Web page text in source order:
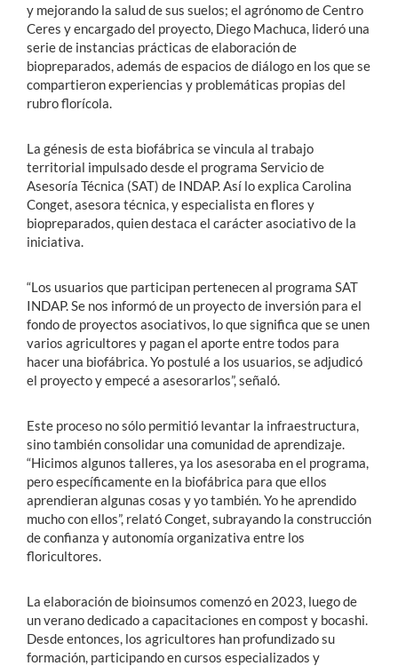
y mejorando la salud de sus suelos; el agrónomo de Centro
Ceres y encargado del proyecto, Diego Machuca, lideró una
serie de instancias prácticas de elaboración de
biopreparados, además de espacios de diálogo en los que se
compartieron experiencias y problemáticas propias del
rubro florícola.
La génesis de esta biofábrica se vincula al trabajo
territorial impulsado desde el programa Servicio de
Asesoría Técnica (SAT) de INDAP. Así lo explica Carolina
Conget, asesora técnica, y especialista en flores y
biopreparados, quien destaca el carácter asociativo de la
iniciativa.
“Los usuarios que participan pertenecen al programa SAT
INDAP. Se nos informó de un proyecto de inversión para el
fondo de proyectos asociativos, lo que significa que se unen
varios agricultores y pagan el aporte entre todos para
hacer una biofábrica. Yo postulé a los usuarios, se adjudicó
el proyecto y empecé a asesorarlos”, señaló.
Este proceso no sólo permitió levantar la infraestructura,
sino también consolidar una comunidad de aprendizaje.
“Hicimos algunos talleres, ya los asesoraba en el programa,
pero específicamente en la biofábrica para que ellos
aprendieran algunas cosas y yo también. Yo he aprendido
mucho con ellos”, relató Conget, subrayando la construcción
de confianza y autonomía organizativa entre los
floricultores.
La elaboración de bioinsumos comenzó en 2023, luego de
un verano dedicado a capacitaciones en compost y bocashi.
Desde entonces, los agricultores han profundizado su
formación, participando en cursos especializados y